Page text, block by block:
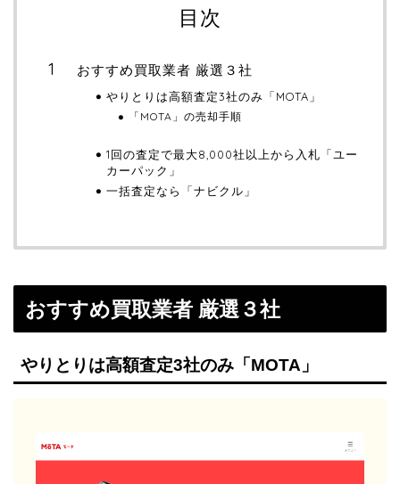
目次
おすすめ買取業者 厳選３社
やりとりは高額査定3社のみ「MOTA」
「MOTA」の売却手順
1回の査定で最大8,000社以上から入札「ユー
カーパック」
一括査定なら「ナビクル」
おすすめ買取業者 厳選３社
やりとりは高額査定3社のみ「MOTA」